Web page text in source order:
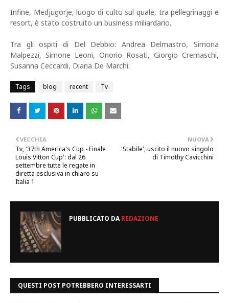
Infine, Medjugorje, luogo di culto sul quale, tra pellegrinaggi e
resort, è stato costruito un business miliardario.
Tra gli ospiti di Del Debbio: Andrea Delmastro, Simona
Malpezzi, Simone Leoni, Onorio Rosati, Giorgio Cremaschi,
Susanna Ceccardi, Diana De Marchi.
Tags blog recent Tv
NUOVA
'Stabile', uscito il nuovo singolo
di Timothy Cavicchini
VECCHIA
Tv, '37th America's Cup - Finale
Louis Vitton Cup': dal 26
settembre tutte le regate in
diretta esclusiva in chiaro su
Italia 1
PUBBLICATO DAREDAZIONE
QUESTI POST POTREBBERO INTERESSARTI